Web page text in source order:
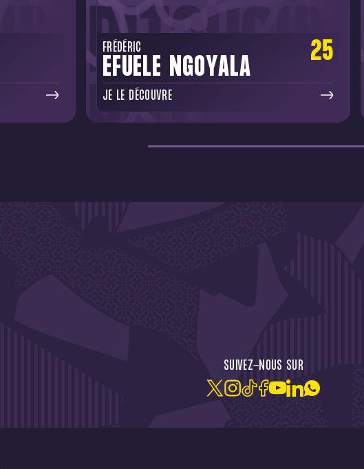
FRÉDÉRIC
EFUELE NGOYALA
25
JE LE DÉCOUVRE
SUIVEZ-NOUS SUR